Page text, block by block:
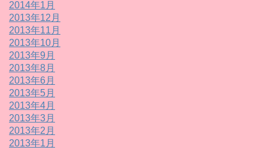
2014年1月
2013年12月
2013年11月
2013年10月
2013年9月
2013年8月
2013年6月
2013年5月
2013年4月
2013年3月
2013年2月
2013年1月